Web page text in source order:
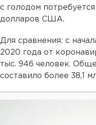
с голодом
долларов США.
Для сравнения: с
2020 года от
тыс. 946 человек.
составило более 38,1